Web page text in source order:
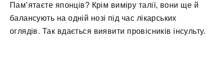
Пам’ятаєте японців? Крім виміру талії, вони ще й
балансують на одній нозі під час лікарських
оглядів. Так вдається виявити провісників інсульту.